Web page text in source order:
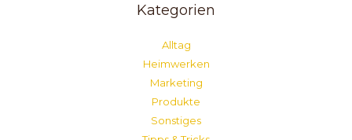
Kategorien
Alltag
Heimwerken
Marketing
Produkte
Sonstiges